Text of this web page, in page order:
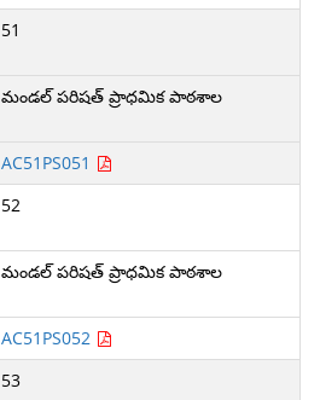
51
మండల్ పరిషత్ ప్రాధమిక పాఠశాల
AC51PS051
52
మండల్ పరిషత్ ప్రాధమిక పాఠశాల
AC51PS052
53